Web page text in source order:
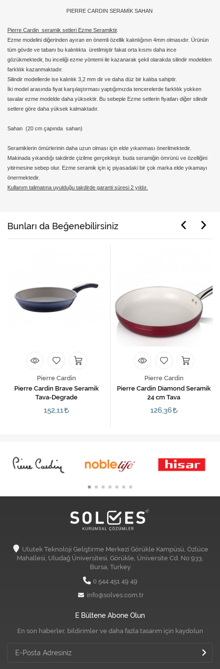
PIERRE CARDIN SERAMİK SAHAN
Pierre Cardin seramik setleri Ezme Seramiktir.
Ezme modelini diğerinden ayıran en önemli özellik kalınlığının 4mm olmasıdır. Ürünün
tüm gövde ve tabanı bu kalınlıkta üretilmiştir fakat orta kısmı daha ince
gözükmektedir, bu inceliği ezme yöntemi ile kazanarak şekil olarakda silindir modelden
farklılık kazanmaktadır.
Silindir modellerde ise kalınlık 3,2 mm dir ve daha düz bir kalıba sahiptir.
İki model arasında fiyat karşılaştırması yaptığımızda tencerelerde farklılık yokken
tavalar ezme modelde daha yüksektir. Bu sebeple Ezme setlerin fiyatları diğer silindir
setlere göre daha yüksek kalmaktadır.
Sahan (20 cm çapında sahan)
Seramiklerin ömürlerinin daha uzun olması için elde yıkanması önerilmektedir.
Makinada yıkandığı takdirde çizilme gerçekleşir. buda seramiğin ömrünü ve özelliğini
yitirmesine sebep olur. Ezme seramik için iç piyasadaki bir çok marka elde yıkamayı
önermektedir.
Kullanım talimatına uyulduğu takdirde garanti süresi 2 yıldır.
Bunları da Beğenebilirsiniz
Pierre Cardin
Pierre Cardin Brave Seramik
Tava-Degrade
152,11
Pierre Cardin
Pierre Cardin Diamond Seramik
24 cm Tava
126,36
Ulutek Teknoloji Geliştirme Merkezi Görükle Kampüsü, Özlüce
Mahallesi, Uludağ Üniversitesi, Görükle, Üniversite Cd. No:933,
Bursa, Turkey
0 544 451 49 49
info@solves.com.tr
E Bültene Abone Olun
En son haberler, bildirimler ve daha fazla tasarım için kaydolun